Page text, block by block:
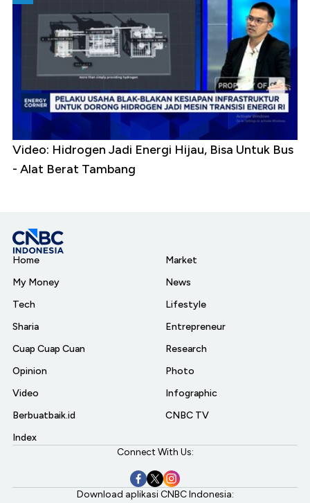
Video: Hidrogen Jadi Energi Hijau, Bisa Untuk Bus
- Alat Berat Tambang
Home
My Money
Tech
Sharia
Cuap Cuap Cuan
Opinion
Video
Berbuatbaik.id
Index
Market
News
Lifestyle
Entrepreneur
Research
Photo
Infographic
CNBC TV
Connect With Us:
Download aplikasi CNBC Indonesia: